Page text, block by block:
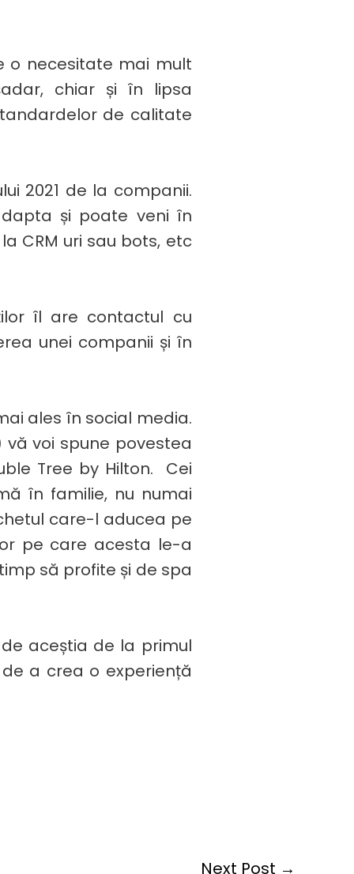
o necesitate mai mult
chiar și în lipsa
de calitate
2021 de la companii.
și poate veni în
CRM uri sau bots, etc
îl are contactul cu
unei companii și în
ales în social media.
voi spune povestea
Tree by Hilton. Cei
în familie, nu numai
care-l aducea pe
pe care acesta le-a
să profite și de spa
aceștia de la primul
a crea o experiență
Next Post →